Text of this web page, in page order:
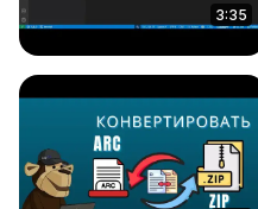
3:35